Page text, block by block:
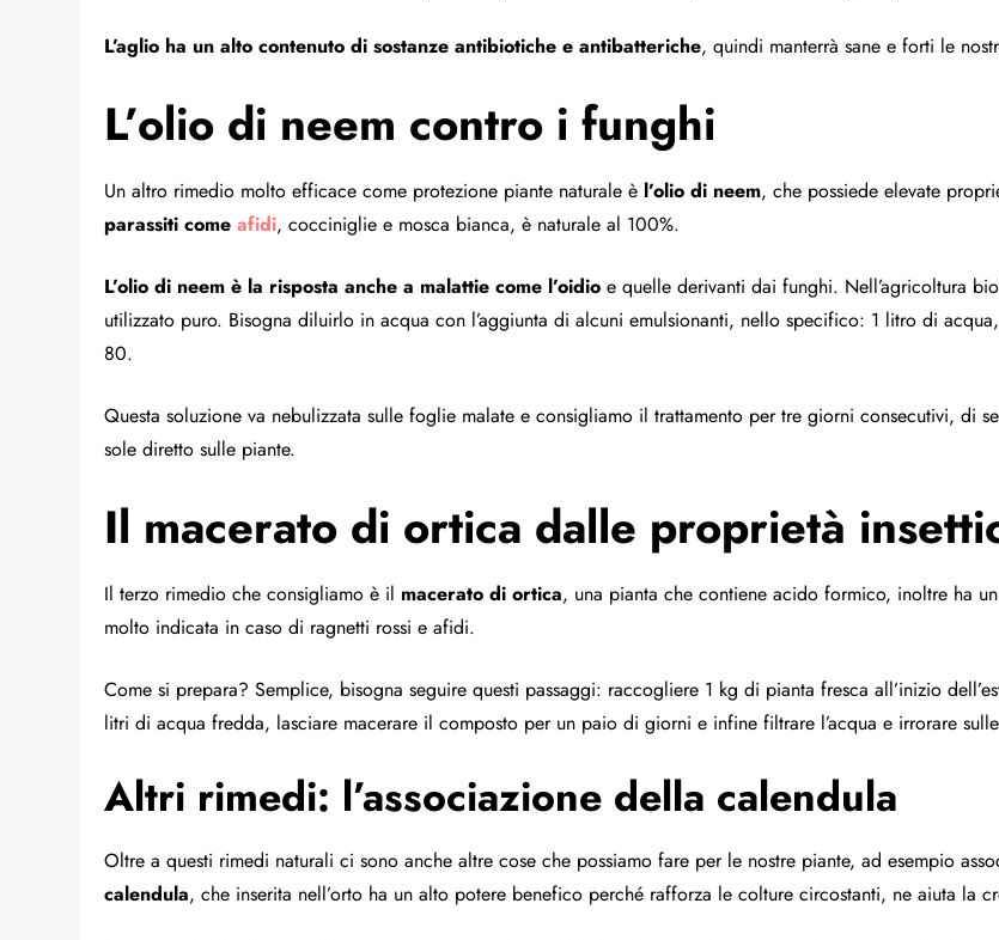
L’aglio ha un alto contenuto di sostanze antibiotiche e antibatteriche, quindi manterrà sane e forti le
L’olio di neem contro i funghi
Un altro rimedio molto efficace come protezione piante naturale è l’olio di neem, che possiede elevate
parassiti comeafidi, cocciniglie e mosca bianca, è naturale al 100%.
L’olio di neem è la risposta anche a malattie come l’oidio e quelle derivanti dai funghi. Nell’agricoltura
utilizzato puro. Bisogna diluirlo in acqua con l’aggiunta di alcuni emulsionanti, nello specifico: 1 litro di
80.
Questa soluzione va nebulizzata sulle foglie malate e consigliamo il trattamento per tre giorni consecutivi, di
sole diretto sulle piante.
Il macerato di ortica dalle proprietà
Il terzo rimedio che consigliamo è il macerato di ortica, una pianta che contiene acido formico, inoltre ha
molto indicata in caso di ragnetti rossi e afidi.
Come si prepara? Semplice, bisogna seguire questi passaggi: raccogliere 1 kg di pianta fresca all’inizio
litri di acqua fredda, lasciare macerare il composto per un paio di giorni e infine filtrare l’acqua e irrorare
Altri rimedi: l’associazione della calendula
Oltre a questi rimedi naturali ci sono anche altre cose che possiamo fare per le nostre piante, ad esempio
calendula, che inserita nell’orto ha un alto potere benefico perché rafforza le colture circostanti, ne aiuta la